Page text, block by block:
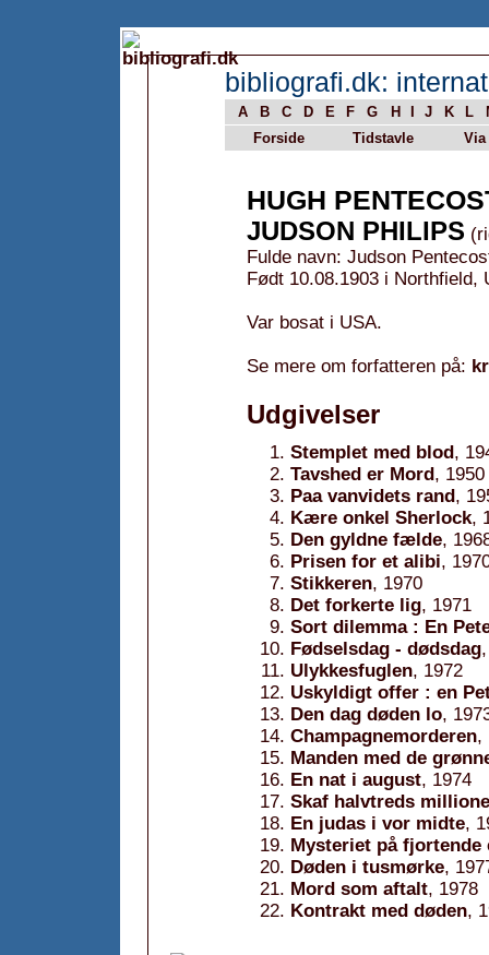
bibliografi.dk:
A B C D E F G H J K L
Forside
Tidstavle Via
HUGH
JUDSON PHILIPS
Fulde navn: Judson
Født 10.08.1903 i Northfield,
Var bosat i USA.
Se mere om forfatteren på:
Udgivelser
Stemplet med blod,
Tavshed er Mord, 1950
Paa vanvidets rand,
Kære onkel Sherlock,
Den gyldne fælde,
Prisen for et alibi,
Stikkeren, 1970
Det forkerte lig, 1971
Sort dilemma : En
Fødselsdag - dødsdag
Ulykkesfuglen, 1972
Uskyldigt offer : en
Den dag døden lo,
Champagnemorderen,
Manden med de
En nat i august, 1974
Skaf halvtreds
En judas i vor midte,
Mysteriet på fjortende
Døden i tusmørke,
Mord som aftalt, 1978
Kontrakt med døden,